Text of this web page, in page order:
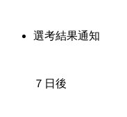
選考結果通知
７日後